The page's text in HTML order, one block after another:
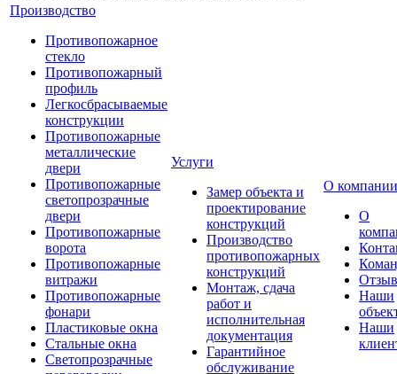
Производство
Противопожарное
стекло
Противопожарный
профиль
Легкосбрасываемые
конструкции
Противопожарные
металлические
двери
Противопожарные
светопрозрачные
двери
Противопожарные
ворота
Противопожарные
витражи
Противопожарные
фонари
Пластиковые окна
Стальные окна
Светопрозрачные
Услуги
Замер объекта и
проектирование
конструкций
Производство
противопожарных
конструкций
Монтаж, сдача
работ и
исполнительная
документация
Гарантийное
обслуживание
О компании
О
Наши
Наши